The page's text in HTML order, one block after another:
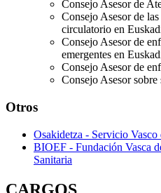
Consejo Asesor de
Consejo Asesor de
circulatorio en
Consejo Asesor de
emergentes en
Consejo Asesor de
Consejo Asesor
Otros
Osakidetza - Servicio Vasco
BIOEF - Fundación Vasca
Sanitaria
CARGOS